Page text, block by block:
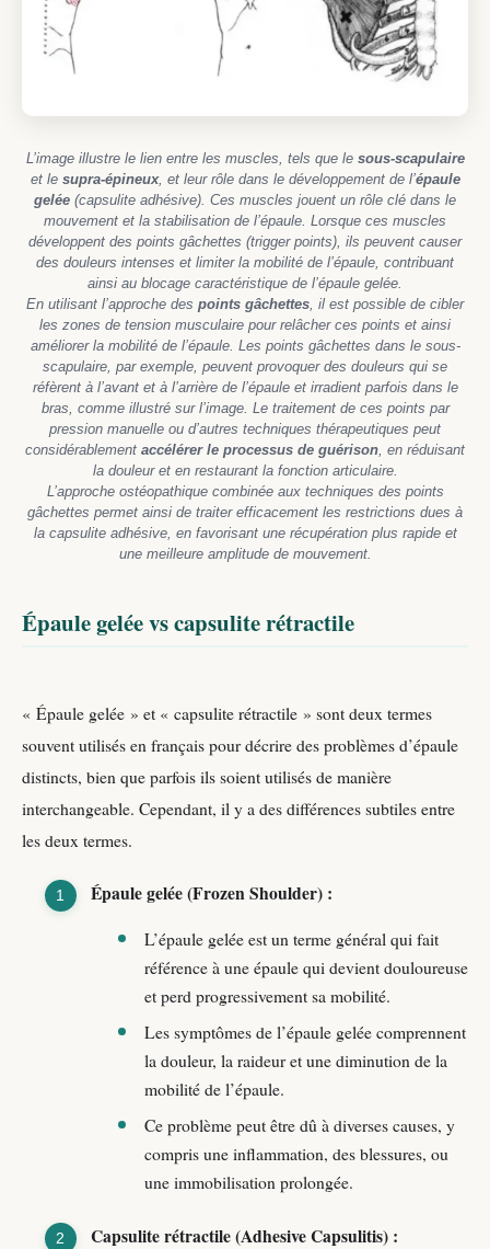
L’image illustre le lien entre les muscles, tels que le sous-scapulaire
et le supra-épineux, et leur rôle dans le développement de l’épaule
gelée (capsulite adhésive). Ces muscles jouent un rôle clé dans le
mouvement et la stabilisation de l’épaule. Lorsque ces muscles
développent des points gâchettes (trigger points), ils peuvent causer
des douleurs intenses et limiter la mobilité de l’épaule, contribuant
ainsi au blocage caractéristique de l’épaule gelée.
En utilisant l’approche des points gâchettes , il est possible de cibler
les zones de tension musculaire pour relâcher ces points et ainsi
améliorer la mobilité de l’épaule. Les points gâchettes dans le sous-
scapulaire, par exemple, peuvent provoquer des douleurs qui se
réfèrent à l’avant et à l’arrière de l’épaule et irradient parfois dans le
bras, comme illustré sur l’image. Le traitement de ces points par
pression manuelle ou d’autres techniques thérapeutiques peut
considérablement accélérer le processus de guérison , en réduisant
la douleur et en restaurant la fonction articulaire.
L’approche ostéopathique combinée aux techniques des points
gâchettes permet ainsi de traiter efficacement les restrictions dues à
la capsulite adhésive, en favorisant une récupération plus rapide et
une meilleure amplitude de mouvement.
Épaule gelée vs capsulite rétractile
« Épaule gelée » et « capsulite rétractile » sont deux termes
souvent utilisés en français pour décrire des problèmes d’épaule
distincts, bien que parfois ils soient utilisés de manière
interchangeable. Cependant, il y a des différences subtiles entre
les deux termes.
Épaule gelée (Frozen Shoulder) :
L’épaule gelée est un terme général qui fait
référence à une épaule qui devient douloureuse
et perd progressivement sa mobilité.
Les symptômes de l’épaule gelée comprennent
la douleur, la raideur et une diminution de la
mobilité de l’épaule.
Ce problème peut être dû à diverses causes, y
compris une inflammation, des blessures, ou
une immobilisation prolongée.
Capsulite rétractile (Adhesive Capsulitis) :